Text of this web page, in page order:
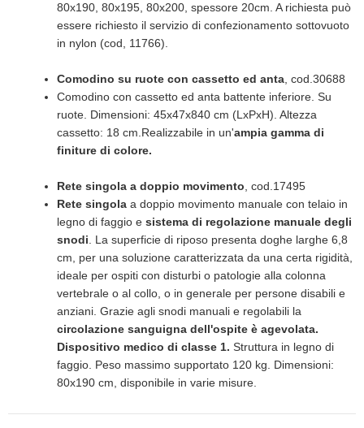
80x190, 80x195, 80x200, spessore 20cm. A richiesta può
essere richiesto il servizio di confezionamento sottovuoto
in nylon (cod, 11766).
Comodino su ruote con cassetto ed anta, cod.30688
Comodino con cassetto ed anta battente inferiore. Su
ruote. Dimensioni: 45x47x840 cm (LxPxH). Altezza
cassetto: 18 cm.Realizzabile in un'ampia gamma di
finiture di colore.
Rete singola a doppio movimento, cod.17495
Rete singola a doppio movimento manuale con telaio in
legno di faggio e sistema di regolazione manuale degli
snodi. La superficie di riposo presenta doghe larghe 6,8
cm, per una soluzione caratterizzata da una certa rigidità,
ideale per ospiti con disturbi o patologie alla colonna
vertebrale o al collo, o in generale per persone disabili e
anziani. Grazie agli snodi manuali e regolabili la
circolazione sanguigna dell'ospite è agevolata.
Dispositivo medico di classe 1. Struttura in legno di
faggio. Peso massimo supportato 120 kg. Dimensioni:
80x190 cm, disponibile in varie misure.